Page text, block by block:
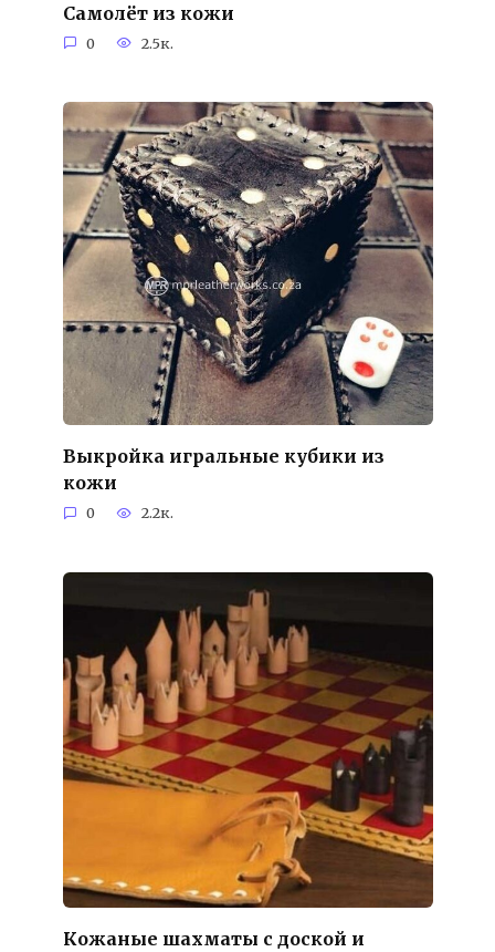
Самолёт из кожи
0 2.5к.
Выкройка игральные кубики из
кожи
0 2.2к.
Кожаные шахматы с доской и